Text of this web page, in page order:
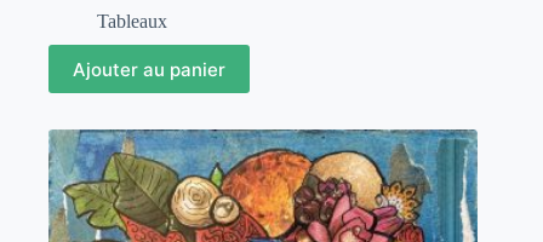
Tableaux
Ajouter au panier